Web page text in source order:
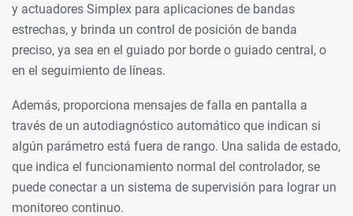
y actuadores Simplex para aplicaciones de bandas
estrechas, y brinda un control de posición de banda
preciso, ya sea en el guiado por borde o guiado central, o
en el seguimiento de líneas.
Además, proporciona mensajes de falla en pantalla a
través de un autodiagnóstico automático que indican si
algún parámetro está fuera de rango. Una salida de estado,
que indica el funcionamiento normal del controlador, se
puede conectar a un sistema de supervisión para lograr un
monitoreo continuo.